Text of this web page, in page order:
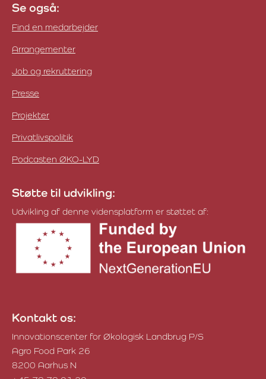
Se også:
Find en medarbejder
Arrangementer
Job og rekruttering
Presse
Projekter
Privatlivspolitik
Podcasten ØKO-LYD
Støtte til udvikling:
Udvikling af denne vidensplatform er støttet af:
Kontakt os:
Innovationscenter for Økologisk Landbrug P/S
Agro Food Park 26
8200 Aarhus N